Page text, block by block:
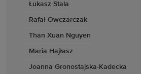
Łukasz Stala
Rafał Owczarczak
Than Xuan Nguyen
Maria Hajłasz
Joanna Gronostajska-Kadecka